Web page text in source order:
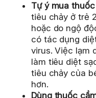
Tự ý mua
tiêu chảy ở trẻ
hoặc do ngộ
có tác dụng
virus. Việc lạm
làm tiêu diệt
tiêu chảy của
hơn.
Dùng thuốc